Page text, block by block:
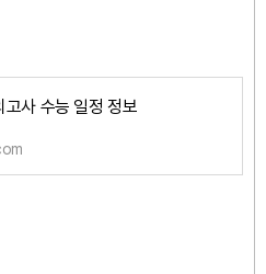
사 수능 일정 정보